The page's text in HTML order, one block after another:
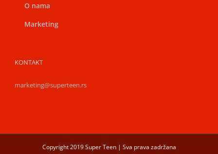
O nama
Marketing
KONTAKT
marketing@superteen.rs
Copyright 2019 Super Teen | Sva prava zadržana